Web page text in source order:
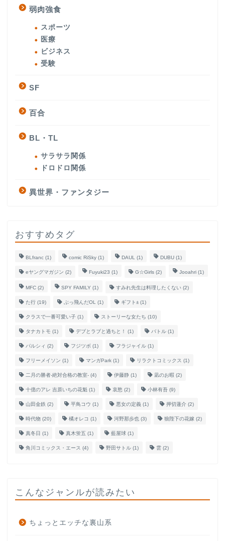
弱肉強食
スポーツ
医療
ビジネス
受験
SF
百合
BL・TL
サラサラ関係
ドロドロ関係
異世界・ファンタジー
おすすめタグ
BLfranc (1) comic RiSky (1) DAUL (1) DUBU (1)
eヤングマガジン (2) Fuyuki23 (1) G☆Girls (2) Jooahri (1)
MFC (2) SPY FAMILY (1) すみれ先生は料理したくない (2)
た行 (19) ぶっ飛んだOL (1) ギフト± (1)
クラスで一番可愛い子 (1) ストーリーな女たち (10)
タナカトモ (1) デブとラブと過ちと！ (1) バトル (1)
パルシィ (2) フジツボ (1) フラジャイル (1)
フリーメイソン (1) マンガPark (1) リラクトコミックス (1)
二月の勝者-絶対合格の教室- (4) 伊藤静 (1) 凪のお暇 (2)
十億のアレ 吉原いちの花魁 (1) 哀愁 (2) 小林有吾 (9)
山田金鉄 (2) 平鳥コウ (1) 悪女の定義 (1) 押切蓮介 (2)
時代物 (20) 橘オレコ (1) 河野那歩也 (3) 狼陛下の花嫁 (2)
真冬日 (1) 真木蛍五 (1) 藍屋球 (1)
角川コミックス・エース (4) 野田サトル (1) 雲 (2)
こんなジャンルが読みたい
ちょっとエッチな裏山系